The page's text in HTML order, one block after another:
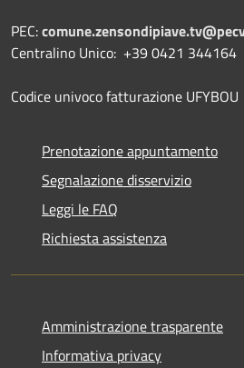
PEC:
Centralino Unico: +39 0421 344164
Codice univoco fatturazione UFYBOU
Prenotazione appuntamento
Segnalazione disservizio
Leggi le FAQ
Richiesta assistenza
Amministrazione trasparente
Informativa privacy